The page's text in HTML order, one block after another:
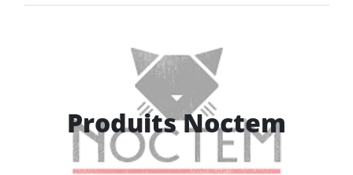
Produits Noctem